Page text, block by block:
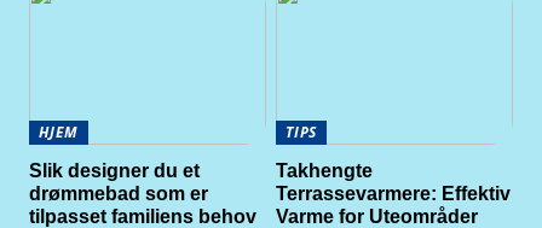
HJEM
Slik designer du et
drømmebad som er
tilpasset familiens behov
TIPS
Takhengte
Terrassevarmere: Effektiv
Varme for Uteområder